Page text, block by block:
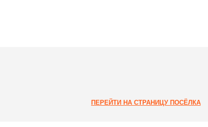
ПЕРЕЙТИ НА СТРАНИЦУ ПОСЁЛКА